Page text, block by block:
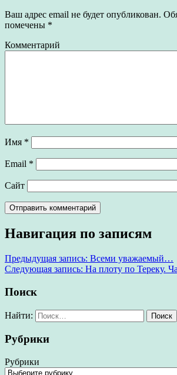
Ваш адрес email не будет опубликован.
помечены *
Комментарий
Имя *
Email *
Сайт
Навигация по записям
Предыдущая запись: Всеми уважаемый…
Следующая запись: На плоту по Тереку.
Поиск
Найти:
Рубрики
Рубрики